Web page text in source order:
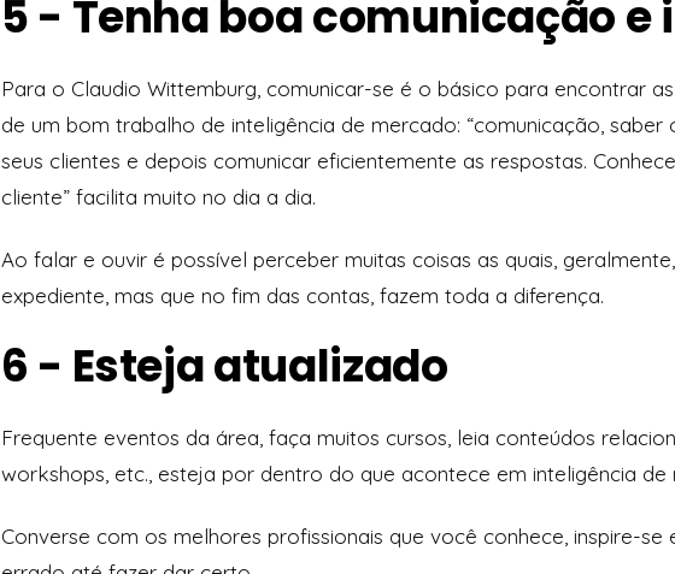
5 - Tenha boa comunicação
Para o Claudio Wittemburg, comunicar-se é o básico para encontrar
de um bom trabalho de inteligência de mercado: “comunicação,
seus clientes e depois comunicar eficientemente as respostas.
cliente” facilita muito no dia a dia.
Ao falar e ouvir é possível perceber muitas coisas as quais,
expediente, mas que no fim das contas, fazem toda a diferença.
6 - Esteja atualizado
Frequente eventos da área, faça muitos cursos, leia conteúdos
workshops, etc., esteja por dentro do que acontece em inteligência de
Converse com os melhores profissionais que você conhece, inspire-